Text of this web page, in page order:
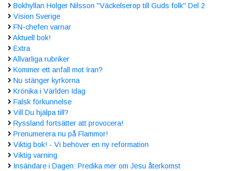
Bokhyllan Holger Nilsson "Väckelserop till Guds folk" Del 2
Vision Sverige
FN-chefen varnar
Aktuell bok!
Extra
Allvarliga rubriker
Kommer ett anfall mot Iran?
Nu stänger kyrkorna
Krönika i Världen Idag
Falsk förkunnelse
Vill Du hjälpa till?
Ryssland fortsätter att provocera!
Prenumerera nu på Flammor!
Viktig bok! - Vi behöver en ny reformation
Viktig varning
Insändare i Dagen: Predika mer om Jesu återkomst